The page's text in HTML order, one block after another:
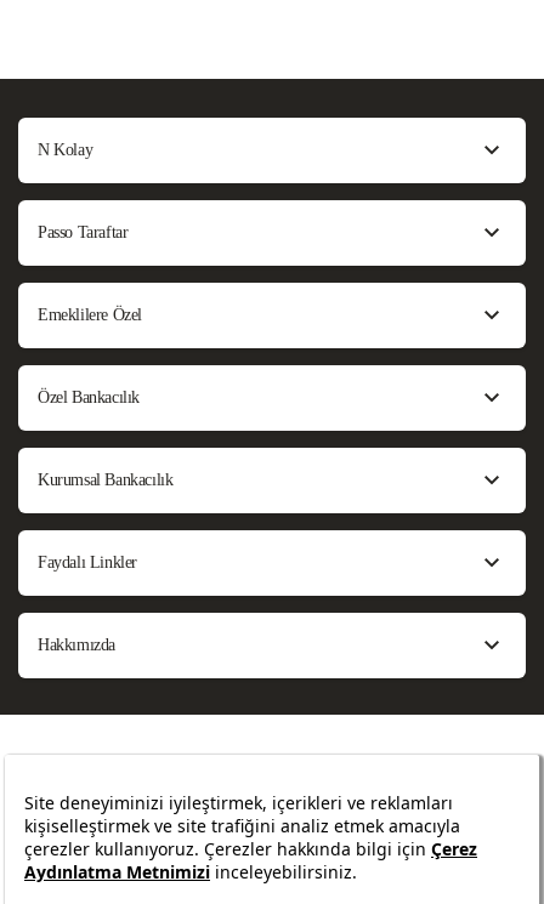
N Kolay
Passo Taraftar
Emeklilere Özel
Özel Bankacılık
Kurumsal Bankacılık
Faydalı Linkler
Hakkımızda
Bilgi Toplumu Hizmetleri Sözleşmeler ve Formlar
Sıkça Sorulan Sorular Site Haritası
Güvenlik Yasal Uyarılar